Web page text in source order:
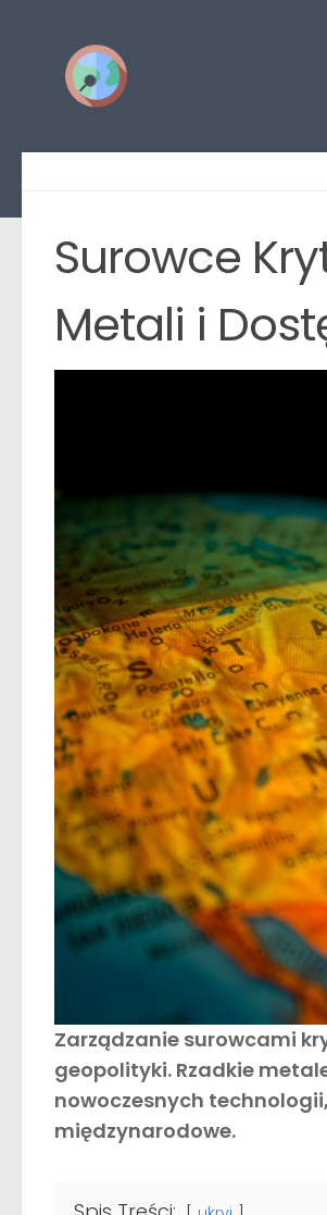
Surowce
Metali i
Zarządzanie surowcami
geopolityki. Rzadkie
nowoczesnych
międzynarodowe.